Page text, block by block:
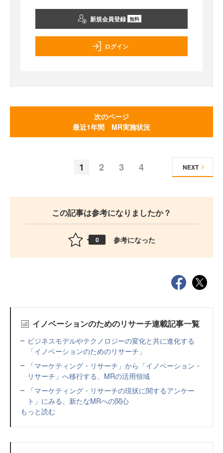
新規会員登録 無料
ログイン
次のページ
最近1年間 MR実施状況
1 2 3 4 NEXT
この記事は参考になりましたか？
0 参考になった
イノベーションのためのリサーチ連載記事一覧
ビジネスモデルやテクノロジーの変化と共に進化する
「イノベーションのためのリサーチ」
「マーケティング・リサーチ」から「イノベーション・
リサーチ」へ移行する、MRの活用領域
「マーケティング・リサーチの現状に関するアンケー
ト」にみる、新たなMRへの関心
もっと読む